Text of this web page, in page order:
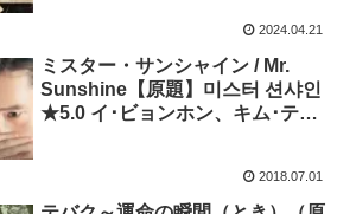
2024.04.21
ミスター・サンシャイン / Mr.
Sunshine【原題】미스터 션샤인
★5.0 イ･ビョンホン、キム･テ
ョル、キム･サラン、ペ･ジョンナ
ム、チェ･ムソン
2018.07.01